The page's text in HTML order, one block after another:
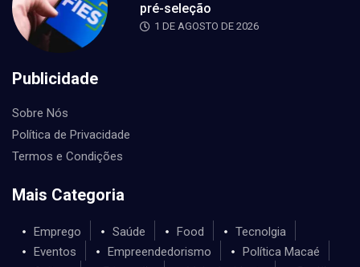
pré-seleção
1 DE AGOSTO DE 2026
Publicidade
Sobre Nós
Política de Privacidade
Termos e Condições
Mais Categoria
Emprego Saúde Food
Tecnolgia
Eventos
Empreendedorismo
Política Macaé